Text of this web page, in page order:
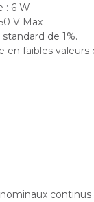
: 6 W
V Max
de 1%.
en faibles valeurs